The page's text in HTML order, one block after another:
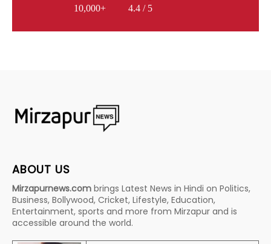
10,000+
4.4 / 5
ABOUT US
Mirzapurnews.com brings Latest News in Hindi on Politics,
Business, Bollywood, Cricket, Lifestyle, Education,
Entertainment, sports and more from Mirzapur and is
accessible around the world.